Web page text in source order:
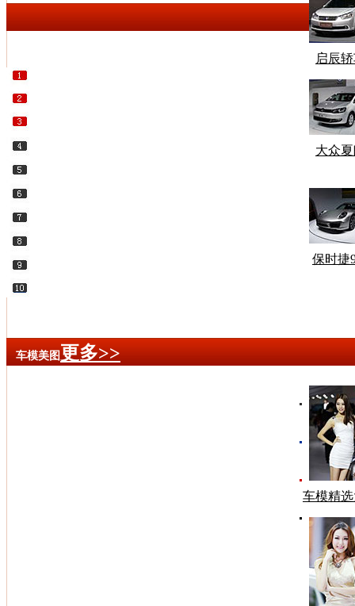
启辰
大众
保时捷
车模美图更多>>
车模精